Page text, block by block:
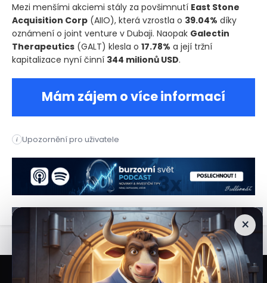
Mezi menšími akciemi stály za povšimnutí East Stone
Acquisition Corp (AIIO), která vzrostla o 39.04% díky
oznámení o joint venture v Dubaji. Naopak Galectin
Therapeutics (GALT) klesla o 17.78% a její tržní
kapitalizace nyní činní 344 milionů USD.
Mám zájem o více informací
i Upozornění pro uživatele
Dnešní obchodování na akciových trzích přineslo výrazné
×
Veškeré informace a materiály zveřejněné na internetových stránkách